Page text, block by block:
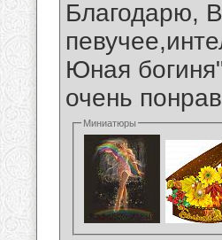
Благодарю,
Юная
очень
Миниатюры